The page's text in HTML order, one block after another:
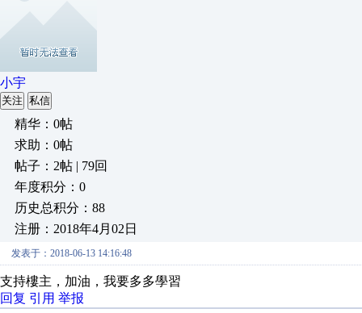
小宇
关注 私信
精华：0帖
求助：0帖
帖子：2帖 | 79回
年度积分：0
历史总积分：88
注册：2018年4月02日
发表于：2018-06-13 14:16:48
支持樓主，加油，我要多多學習
回复 引用 举报